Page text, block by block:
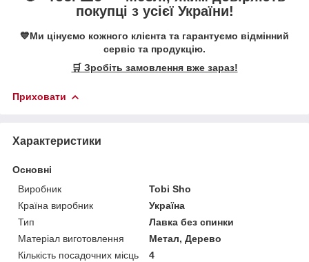
покупці з усієї України!
💙Ми цінуємо кожного клієнта та гарантуємо відмінний
сервіс та продукцію.
🛒 Зробіть замовлення вже зараз!
Приховати
Характеристики
Основні
Виробник
Tobi Sho
Країна виробник
Україна
Тип
Лавка без спинки
Матеріал виготовлення
Метал, Дерево
Кількість посадочних місць
4